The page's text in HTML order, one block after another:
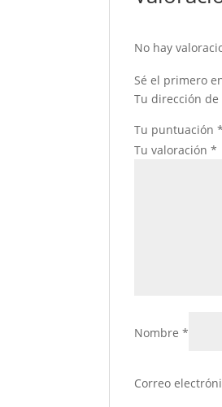
No hay
Sé el primero
Tu dirección
Tu puntuación*
Tu valoración*
Nombre*
Correo